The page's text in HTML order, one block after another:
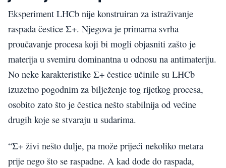
Eksperiment LHCb nije konstruiran za istraživanje
raspada čestice Σ+. Njegova je primarna svrha
proučavanje procesa koji bi mogli objasniti zašto je
materija u svemiru dominantna u odnosu na antimateriju.
No neke karakteristike Σ+ čestice učinile su LHCb
izuzetno pogodnim za bilježenje tog rijetkog procesa,
osobito zato što je čestica nešto stabilnija od većine
drugih koje se stvaraju u sudarima.
“Σ+ živi nešto dulje, pa može prijeći nekoliko metara
prije nego što se raspadne. A kad dođe do raspada,